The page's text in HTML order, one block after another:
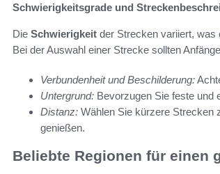
Schwierigkeitsgrade und
Die Schwierigkeit der Strecken variiert, was
Bei der Auswahl einer Strecke sollten
Verbundenheit und Beschilderung:
Untergrund: Bevorzugen Sie feste und
Distanz: Wählen Sie kürzere Strecken
genießen.
Beliebte Regionen für einen